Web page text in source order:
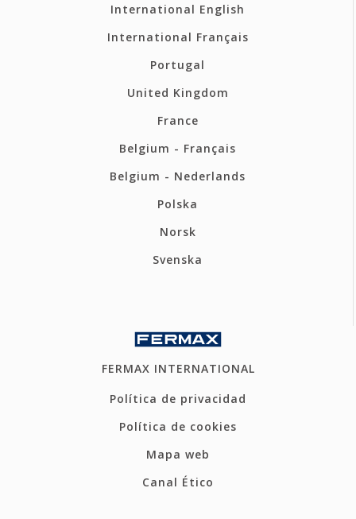
International English
International Français
Portugal
United Kingdom
France
Belgium - Français
Belgium - Nederlands
Polska
Norsk
Svenska
FERMAX INTERNATIONAL
Política de privacidad
Política de cookies
Mapa web
Canal Ético